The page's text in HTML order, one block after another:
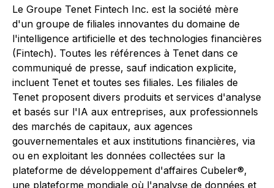
Le Groupe Tenet Fintech Inc. est la société mère
d'un groupe de filiales innovantes du domaine de
l'intelligence artificielle et des technologies financières
(Fintech). Toutes les références à Tenet dans ce
communiqué de presse, sauf indication explicite,
incluent Tenet et toutes ses filiales. Les filiales de
Tenet proposent divers produits et services d'analyse
et basés sur l'IA aux entreprises, aux professionnels
des marchés de capitaux, aux agences
gouvernementales et aux institutions financières, via
ou en exploitant les données collectées sur la
plateforme de développement d'affaires Cubeler®,
une plateforme mondiale où l'analyse de données et